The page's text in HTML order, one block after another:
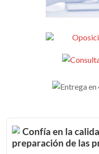
Confía en la
preparación de las